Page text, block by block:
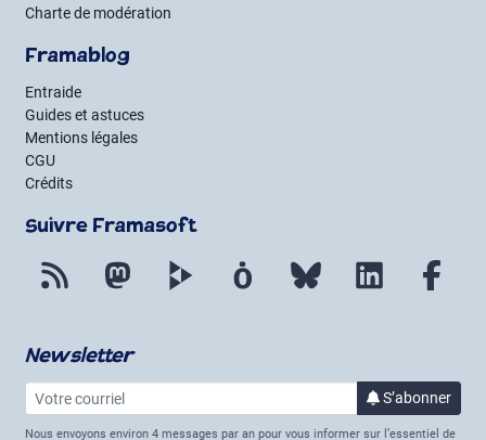
Charte de modération
Framablog
Entraide
Guides et astuces
Mentions légales
CGU
Crédits
Suivre Framasoft
Flux RSS Mastodon PeerTube Mobilizon Bluesky LinkedIn
Newsletter
Votre courriel S’abonnerà la
Nous envoyons environ 4 messages par an pour vous informer sur l’essentiel de